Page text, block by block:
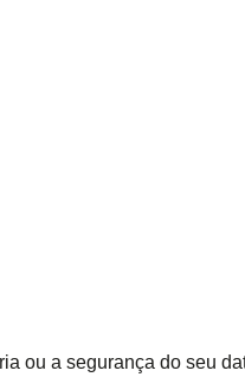
ou a segurança do seu